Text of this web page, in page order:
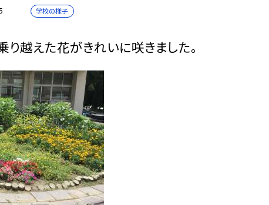
学校の様子
越えた花がきれいに咲きました。